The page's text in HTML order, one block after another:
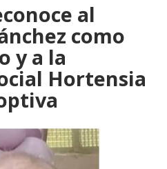
al
como
y a la
Hortensia